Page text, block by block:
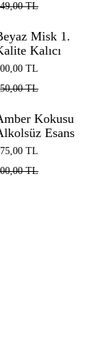
7 ml
TL
Misk 1.
Kalıcı
Esans
Musk 5
TL
TL
Kokusu
Esans
on EDP
TL
TL